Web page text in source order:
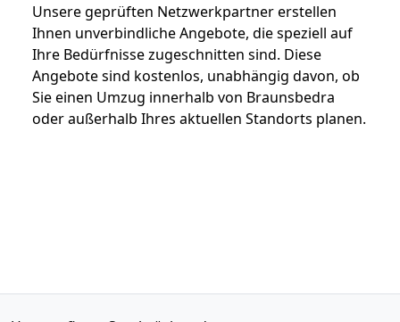
Unsere geprüften Netzwerkpartner erstellen
Ihnen unverbindliche Angebote, die speziell auf
Ihre Bedürfnisse zugeschnitten sind. Diese
Angebote sind kostenlos, unabhängig davon, ob
Sie einen Umzug innerhalb von Braunsbedra
oder außerhalb Ihres aktuellen Standorts planen.